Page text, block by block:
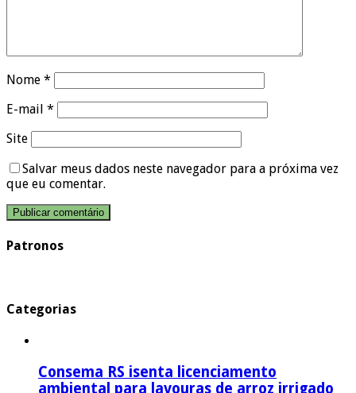
Nome *
E-mail *
Site
Salvar meus dados neste navegador para a próxima vez
que eu comentar.
Patronos
Categorias
Consema RS isenta licenciamento
ambiental para lavouras de arroz irrigado